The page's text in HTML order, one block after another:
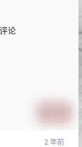
论
2 年前